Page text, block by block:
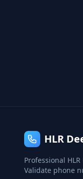
HLR
Professional
Validate phone